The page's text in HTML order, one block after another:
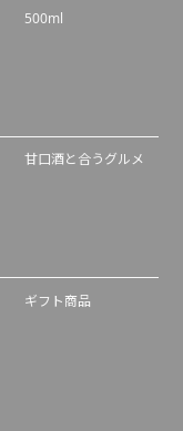
500ml
甘口酒と合うグルメ
ギフト商品